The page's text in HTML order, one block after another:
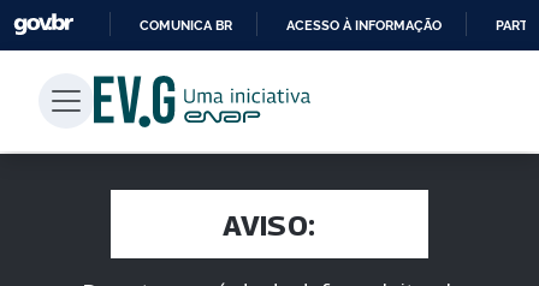
PARA
CONTEÚDO
COMUNICA BR ACESSO À INFORMAÇÃO
AVISO: